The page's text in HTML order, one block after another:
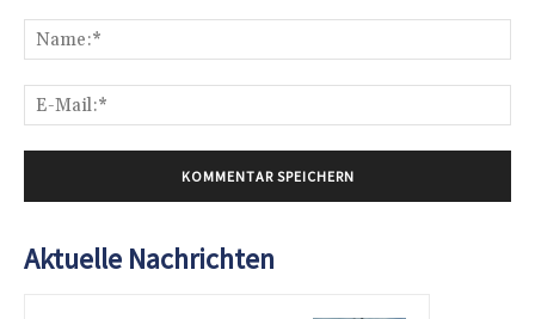
Aktuelle Nachrichten